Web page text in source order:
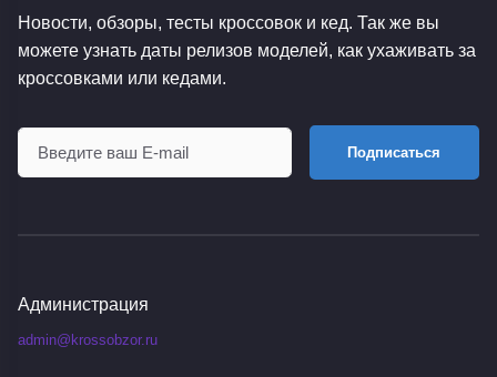
Новости, обзоры, тесты кроссовок и кед. Так же вы
можете узнать даты релизов моделей, как ухаживать за
кроссовками или кедами.
Подписаться
Администрация
admin@krossobzor.ru